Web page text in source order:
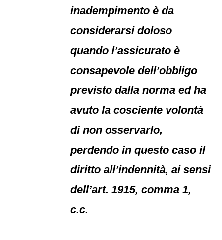
inadempimento è da
considerarsi doloso
quando l’assicurato è
consapevole dell’obbligo
previsto dalla norma ed ha
avuto la cosciente volontà
di non osservarlo,
perdendo in questo caso il
diritto all’indennità, ai sensi
dell’art. 1915, comma 1,
c.c.